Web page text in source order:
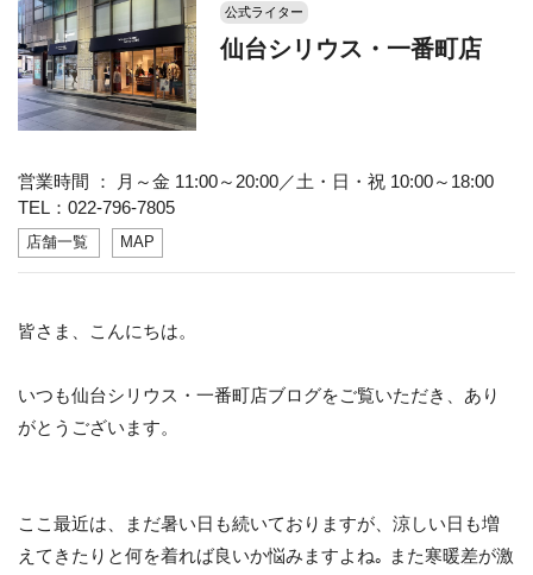
公式ライター
仙台シリウス・一番町店
営業時間 ： 月～金 11:00～20:00／土・日・祝 10:00～18:00
TEL：022-796-7805
店舗一覧 MAP
皆さま、こんにちは。
いつも仙台シリウス・一番町店ブログをご覧いただき、あり
がとうございます。
ここ最近は、まだ暑い日も続いておりますが、涼しい日も増
えてきたりと何を着れば良いか悩みますよね｡ また寒暖差が激